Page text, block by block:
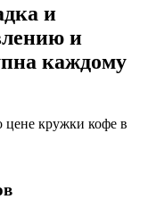
и
и
каждому
цене кружки кофе в